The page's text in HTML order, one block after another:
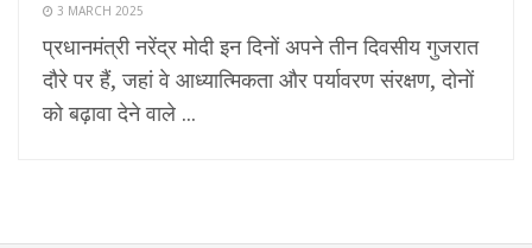
3 MARCH 2025
प्रधानमंत्री नरेंद्र मोदी इन दिनों अपने तीन दिवसीय गुजरात
दौरे पर हैं, जहां वे आध्यात्मिकता और पर्यावरण संरक्षण, दोनों
को बढ़ावा देने वाले ...